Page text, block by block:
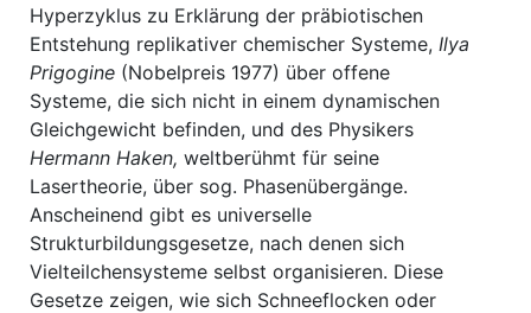
Hyperzyklus zu Erklärung der präbiotischen
Entstehung replikativer chemischer Systeme, Ilya
Prigogine (Nobelpreis 1977) über offene
Systeme, die sich nicht in einem dynamischen
Gleichgewicht befinden, und des Physikers
Hermann Haken, weltberühmt für seine
Lasertheorie, über sog. Phasenübergänge.
Anscheinend gibt es universelle
Strukturbildungsgesetze, nach denen sich
Vielteilchensysteme selbst organisieren. Diese
Gesetze zeigen, wie sich Schneeflocken oder